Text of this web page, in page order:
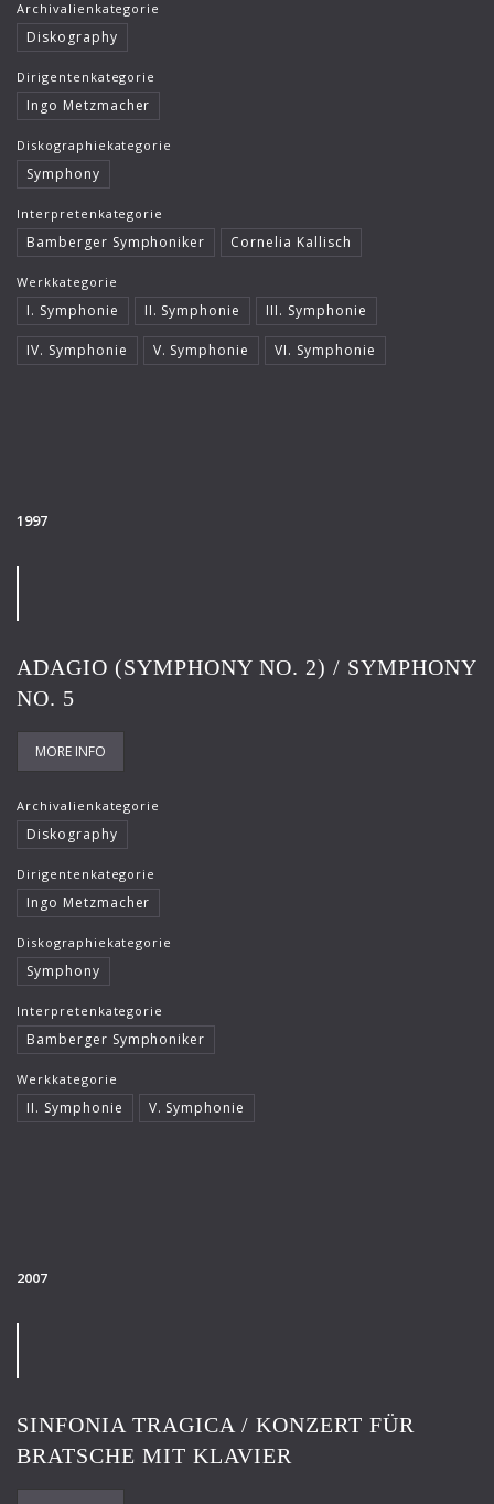
Archivalienkategorie
Diskography
Dirigentenkategorie
Ingo Metzmacher
Diskographiekategorie
Symphony
Interpretenkategorie
Bamberger Symphoniker Cornelia Kallisch
Werkkategorie
I. Symphonie II. Symphonie III. Symphonie
IV. Symphonie V. Symphonie VI. Symphonie
1997
ADAGIO (SYMPHONY NO. 2) / SYMPHONY
NO. 5
MORE INFO
Archivalienkategorie
Diskography
Dirigentenkategorie
Ingo Metzmacher
Diskographiekategorie
Symphony
Interpretenkategorie
Bamberger Symphoniker
Werkkategorie
II. Symphonie V. Symphonie
2007
SINFONIA TRAGICA / KONZERT FÜR
BRATSCHE MIT KLAVIER